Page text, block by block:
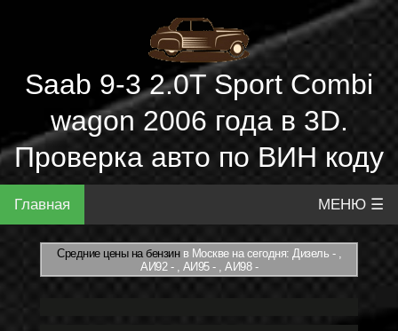
Saab 9-3 2.0T Sport Combi
wagon 2006 года в 3D.
Проверка авто по ВИН коду
Главная МЕНЮ ☰
Средние цены на бензинв Москве на сегодня: Дизель - ,
АИ92 - , АИ95 - , АИ98 -